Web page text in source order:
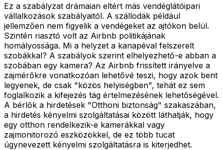
Ez a szabályzat drámaian eltért más vendéglátóipari
vállalkozások szabályaitól. A szállodák például
jellemzően nem figyelik a vendégeket az ajtókon belül.
Szintén riasztó volt az Airbnb politikájának
homályossága. Mi a helyzet a kanapéval felszerelt
szobákkal? A szabályok szerint elhelyezhető-e abban a
szobában egy kamera? Az Airbnb frissített irányelve a
zajmérőkre vonatkozóan lehetővé teszi, hogy azok bent
legyenek, de csak "közös helyiségben", tehát ez sem
foglalkozik a kifejezés tág értelmezésének lehetőségével.
A bérlők a hirdetések "Otthoni biztonság" szakaszában,
a hirdetés kényelmi szolgáltatásai között láthatják, hogy
egy otthon rendelkezik-e kamerákkal vagy
zajmonitorozó eszközökkel, de ez több tucat
úgynevezett kényelmi szolgáltatásra is kiterjedhet.